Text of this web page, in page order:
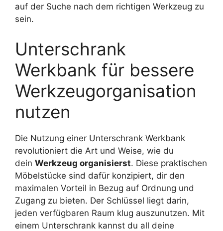
auf der Suche nach dem richtigen Werkzeug zu
sein.
Unterschrank
Werkbank für bessere
Werkzeugorganisation
nutzen
Die Nutzung einer Unterschrank Werkbank
revolutioniert die Art und Weise, wie du
dein Werkzeug organisierst. Diese praktischen
Möbelstücke sind dafür konzipiert, dir den
maximalen Vorteil in Bezug auf Ordnung und
Zugang zu bieten. Der Schlüssel liegt darin,
jeden verfügbaren Raum klug auszunutzen. Mit
einem Unterschrank kannst du all deine